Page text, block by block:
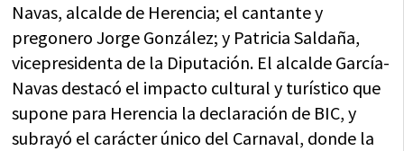
Navas, alcalde de Herencia; el cantante y
pregonero Jorge González; y Patricia Saldaña,
vicepresidenta de la Diputación. El alcalde García-
Navas destacó el impacto cultural y turístico que
supone para Herencia la declaración de BIC, y
subrayó el carácter único del Carnaval, donde la